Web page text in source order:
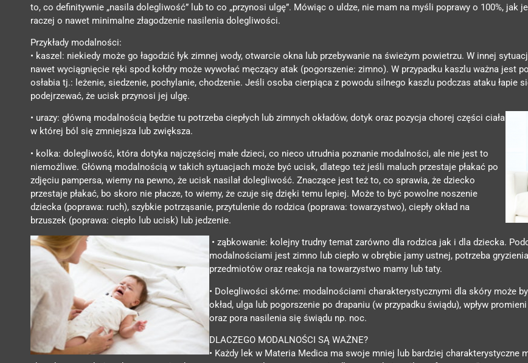
to, co definitywnie „nasila dolegliwość” lub to co „przynosi ulgę”. Mówiąc o uldze, nie mam na myśli poprawy o 100%, jak
raczej o nawet minimalne złagodzenie nasilenia dolegliwości.
Przykłady modalności:
• kaszel: niekiedy może go łagodzić łyk zimnej wody, otwarcie okna lub przebywanie na świeżym powietrzu. W innej
nawet wyciągnięcie ręki spod kołdry może wywołać męczący atak (pogorszenie: zimno). W przypadku kaszlu ważna jest
osłabia tj.: leżenie, siedzenie, pochylanie, chodzenie. Jeśli osoba cierpiąca z powodu silnego kaszlu podczas ataku łapie
podejrzewać, że ucisk przynosi jej ulgę.
• urazy: główną modalnością będzie tu potrzeba ciepłych lub zimnych okładów, dotyk oraz pozycja chorej części ciała
w której ból się zmniejsza lub zwiększa.
• kolka: dolegliwość, która dotyka najczęściej małe dzieci, co nieco utrudnia poznanie modalności, ale nie jest to
niemożliwe. Główną modalnością w takich sytuacjach może być ucisk, dlatego też jeśli maluch przestaje płakać po
zdjęciu pampersa, wiemy na pewno, że ucisk nasilał dolegliwość. Znaczące jest też to, co sprawia, że dziecko
przestaje płakać, bo skoro nie płacze, to wiemy, że czuje się dzięki temu lepiej. Może to być powolne noszenie
dziecka (poprawa: ruch), szybkie potrząsanie, przytulenie do rodzica (poprawa: towarzystwo), ciepły okład na
brzuszek (poprawa: ciepło lub ucisk) lub jedzenie.
• ząbkowanie: kolejny trudny temat zarówno dla rodzica jak i dla dziecka.
modalnościami jest zimno lub ciepło w obrębie jamy ustnej, potrzeba
przedmiotów oraz reakcja na towarzystwo mamy lub taty.
• Dolegliwości skórne: modalnościami charakterystycznymi dla skóry może
okład, ulga lub pogorszenie po drapaniu (w przypadku świądu), wpływ
oraz pora nasilenia się świądu np. noc.
DLACZEGO MODALNOŚCI SĄ WAŻNE?
• Każdy lek w Materia Medica ma swoje mniej lub bardziej charakterystyczne